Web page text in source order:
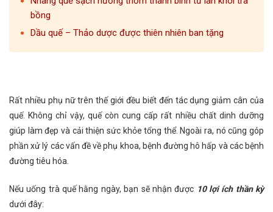
bồng
Dầu quế – Thảo dược được thiên nhiên ban tặng
Rất nhiều phụ nữ trên thế giới đều biết đến tác dụng giảm cân của
quế. Không chỉ vậy, quế còn cung cấp rất nhiều chất dinh dưỡng
giúp làm đẹp và cải thiện sức khỏe tổng thể. Ngoài ra, nó cũng góp
phần xử lý các vấn đề về phụ khoa, bệnh đường hô hấp và các bệnh
đường tiêu hóa.
Nếu uống trà quế hằng ngày, bạn sẽ nhận được 10 lợi ích thần kỳ
dưới đây: